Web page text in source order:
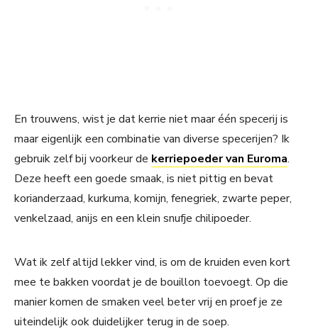
En trouwens, wist je dat kerrie niet maar één specerij is
maar eigenlijk een combinatie van diverse specerijen? Ik
gebruik zelf bij voorkeur de kerriepoeder van Euroma.
Deze heeft een goede smaak, is niet pittig en bevat
korianderzaad, kurkuma, komijn, fenegriek, zwarte peper,
venkelzaad, anijs en een klein snufje chilipoeder.
Wat ik zelf altijd lekker vind, is om de kruiden even kort
mee te bakken voordat je de bouillon toevoegt. Op die
manier komen de smaken veel beter vrij en proef je ze
uiteindelijk ook duidelijker terug in de soep.